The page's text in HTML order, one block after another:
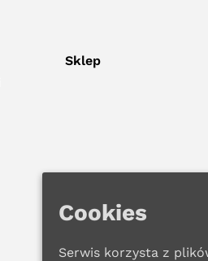
Sklep
Cookies
Serwis korzysta z